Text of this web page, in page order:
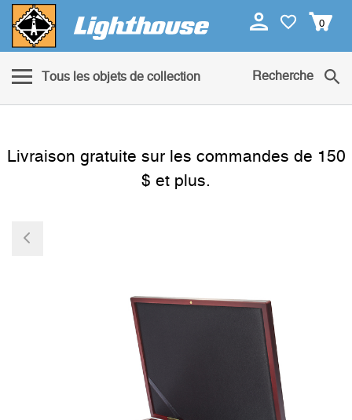
0
Tous les objets de collection Recherche
Livraison gratuite sur les commandes de 150
$ et plus.